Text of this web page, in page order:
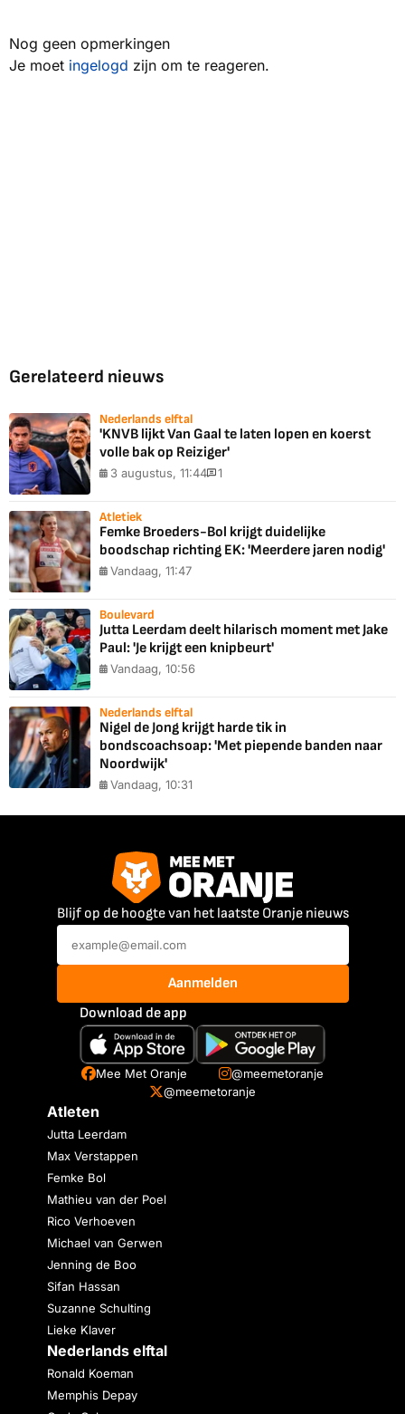
Nog geen opmerkingen
Je moet ingelogd zijn om te reageren.
Gerelateerd nieuws
Nederlands elftal
'KNVB lijkt Van Gaal te laten lopen en koerst
volle bak op Reiziger'
3 augustus, 11:44 1
Atletiek
Femke Broeders-Bol krijgt duidelijke
boodschap richting EK: 'Meerdere jaren nodig'
Vandaag, 11:47
Boulevard
Jutta Leerdam deelt hilarisch moment met Jake
Paul: 'Je krijgt een knipbeurt'
Vandaag, 10:56
Nederlands elftal
Nigel de Jong krijgt harde tik in
bondscoachsoap: 'Met piepende banden naar
Noordwijk'
Vandaag, 10:31
Blijf op de hoogte van het laatste Oranje nieuws
Aanmelden
Download de app
Mee Met Oranje
@meemetoranje
@meemetoranje
Atleten
Jutta Leerdam
Max Verstappen
Femke Bol
Mathieu van der Poel
Rico Verhoeven
Michael van Gerwen
Jenning de Boo
Sifan Hassan
Suzanne Schulting
Lieke Klaver
Nederlands elftal
Ronald Koeman
Memphis Depay